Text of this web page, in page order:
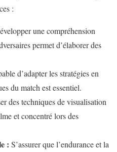
:
une compréhension
permet d’élaborer des
d’adapter les stratégies en
du match est essentiel.
des techniques de visualisation
et concentré lors des
: S’assurer que l’endurance et la